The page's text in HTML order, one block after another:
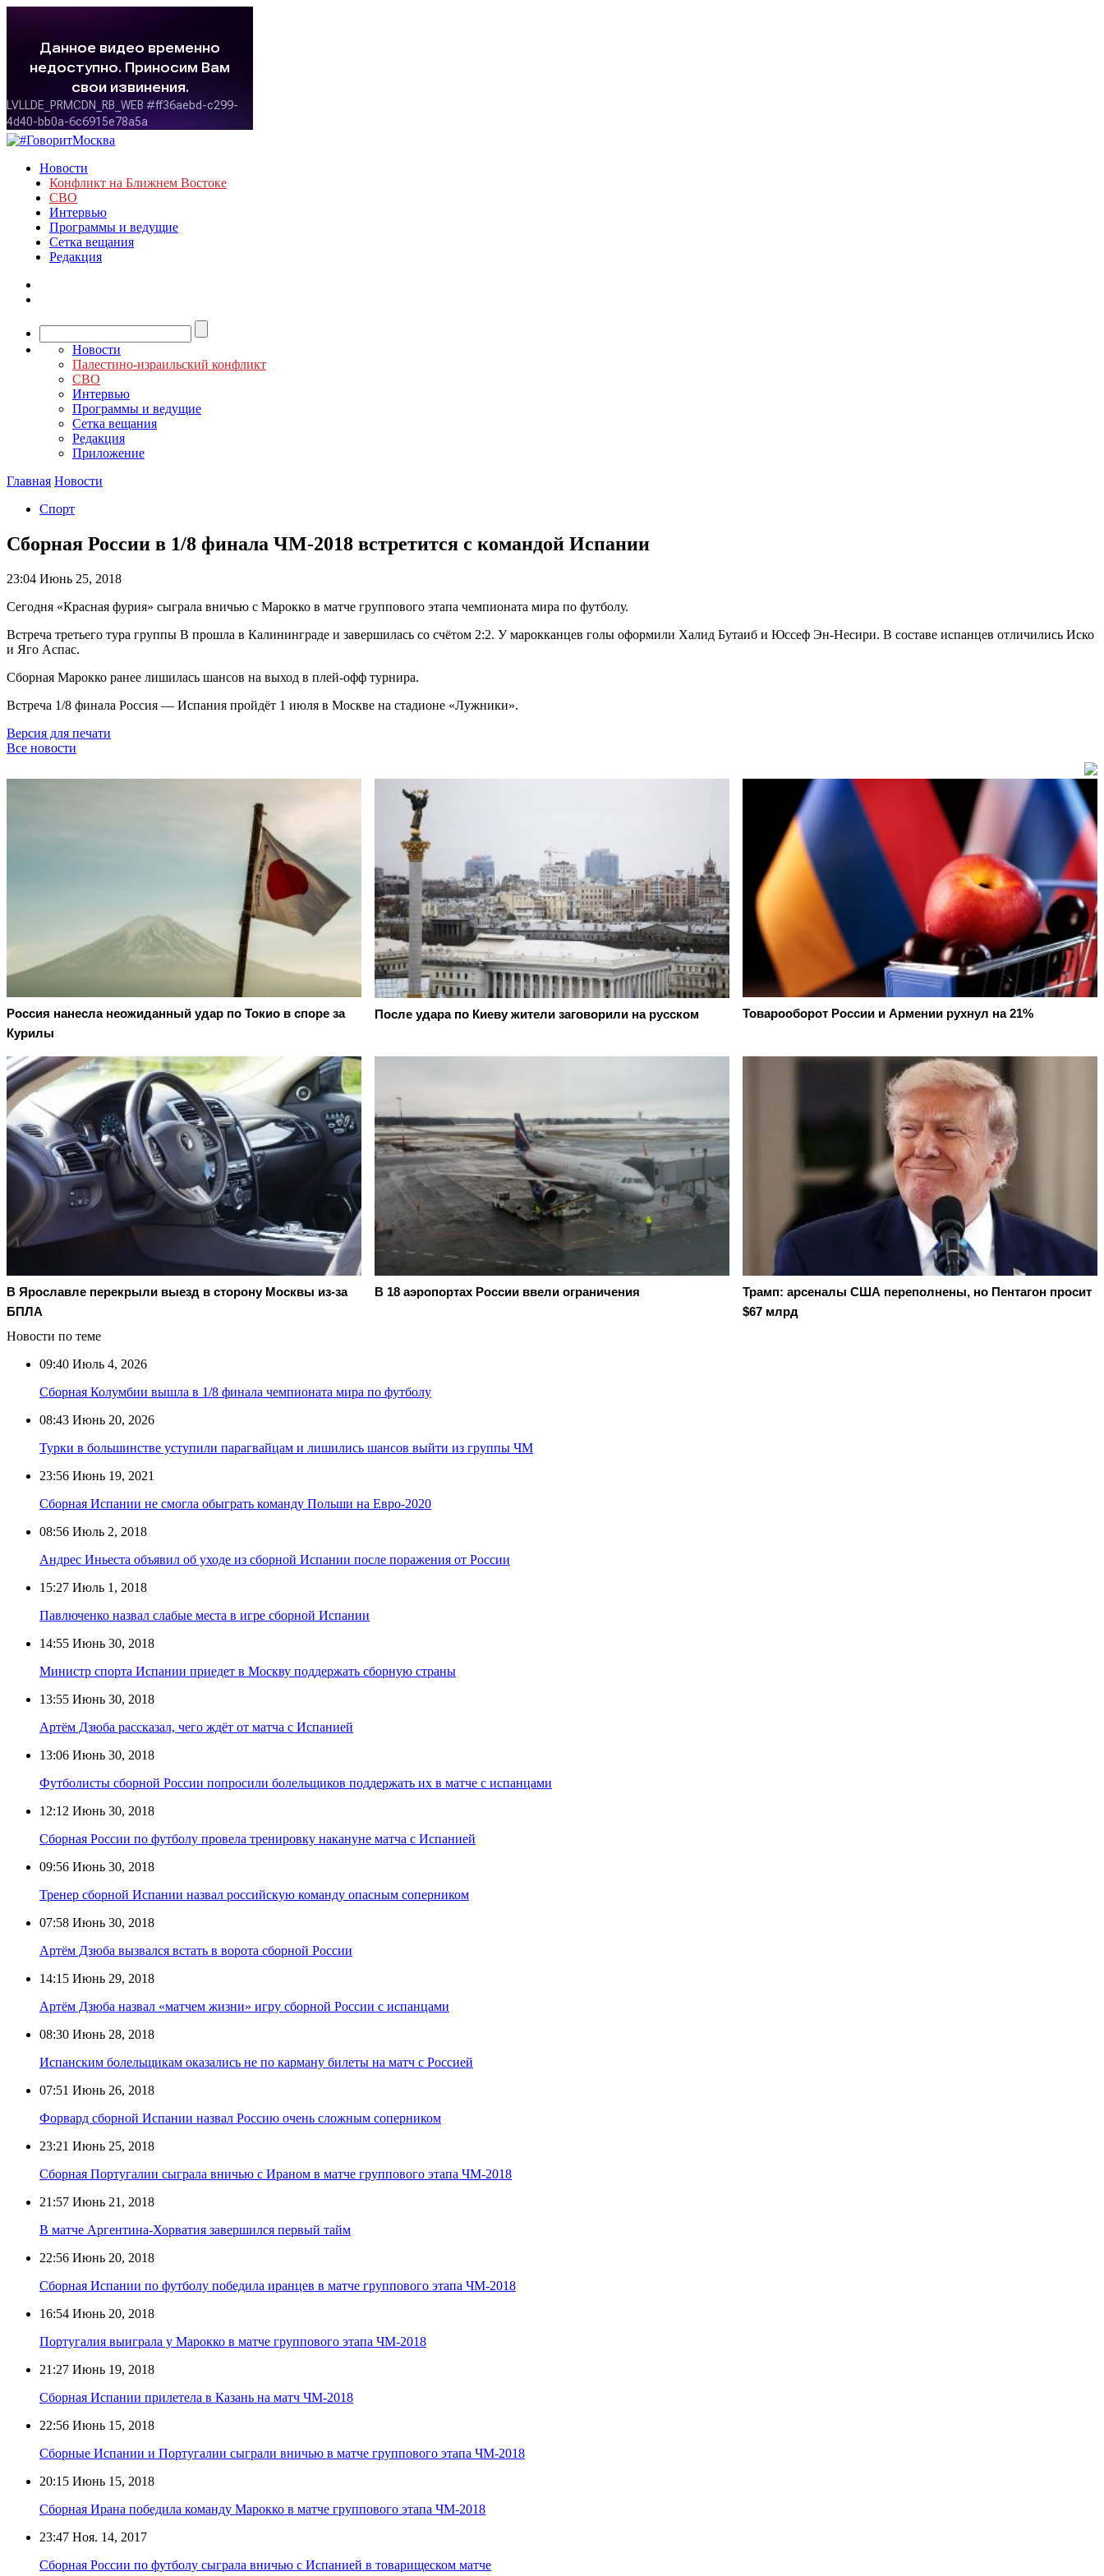
Новости
Конфликт на Ближнем Востоке
СВО
Интервью
Программы и ведущие
Сетка вещания
Редакция
Новости
Палестино-израильский конфликт
СВО
Интервью
Программы и ведущие
Сетка вещания
Редакция
Приложение
Главная Новости
Спорт
Сборная России в 1/8 финала ЧМ-2018 встретится с командой Испании
23:04 Июнь 25, 2018
Сегодня «Красная фурия» сыграла вничью с Марокко в матче группового этапа чемпионата мира по футболу.
Встреча третьего тура группы B прошла в Калининграде и завершилась со счётом 2:2. У марокканцев голы оформили Халид Бутаиб и Юссеф Эн-Несири. В составе испанцев отличились Иско
и Яго Аспас.
Сборная Марокко ранее лишилась шансов на выход в плей-офф турнира.
Встреча 1/8 финала Россия — Испания пройдёт 1 июля в Москве на стадионе «Лужники».
Версия для печати
Все новости
Россия нанесла неожиданный удар по Токио в споре за
Курилы
После удара по Киеву жители заговорили на русском Товарооборот России и Армении рухнул на 21%
В Ярославле перекрыли выезд в сторону Москвы из-за
БПЛА
В 18 аэропортах России ввели ограничения
Трамп: арсеналы США переполнены, но Пентагон просит
$67 млрд
Новости по теме
09:40 Июль 4, 2026
Сборная Колумбии вышла в 1/8 финала чемпионата мира по футболу
08:43 Июнь 20, 2026
Турки в большинстве уступили парагвайцам и лишились шансов выйти из группы ЧМ
23:56 Июнь 19, 2021
Сборная Испании не смогла обыграть команду Польши на Евро-2020
08:56 Июль 2, 2018
Андрес Иньеста объявил об уходе из сборной Испании после поражения от России
15:27 Июль 1, 2018
Павлюченко назвал слабые места в игре сборной Испании
14:55 Июнь 30, 2018
Министр спорта Испании приедет в Москву поддержать сборную страны
13:55 Июнь 30, 2018
Артём Дзюба рассказал, чего ждёт от матча с Испанией
13:06 Июнь 30, 2018
Футболисты сборной России попросили болельщиков поддержать их в матче с испанцами
12:12 Июнь 30, 2018
Сборная России по футболу провела тренировку накануне матча с Испанией
09:56 Июнь 30, 2018
Тренер сборной Испании назвал российскую команду опасным соперником
07:58 Июнь 30, 2018
Артём Дзюба вызвался встать в ворота сборной России
14:15 Июнь 29, 2018
Артём Дзюба назвал «матчем жизни» игру сборной России с испанцами
08:30 Июнь 28, 2018
Испанским болельщикам оказались не по карману билеты на матч с Россией
07:51 Июнь 26, 2018
Форвард сборной Испании назвал Россию очень сложным соперником
23:21 Июнь 25, 2018
Сборная Португалии сыграла вничью с Ираном в матче группового этапа ЧМ-2018
21:57 Июнь 21, 2018
В матче Аргентина-Хорватия завершился первый тайм
22:56 Июнь 20, 2018
Сборная Испании по футболу победила иранцев в матче группового этапа ЧМ-2018
16:54 Июнь 20, 2018
Португалия выиграла у Марокко в матче группового этапа ЧМ-2018
21:27 Июнь 19, 2018
Сборная Испании прилетела в Казань на матч ЧМ-2018
22:56 Июнь 15, 2018
Сборные Испании и Португалии сыграли вничью в матче группового этапа ЧМ-2018
20:15 Июнь 15, 2018
Сборная Ирана победила команду Марокко в матче группового этапа ЧМ-2018
23:47 Ноя. 14, 2017
Сборная России по футболу сыграла вничью с Испанией в товарищеском матче